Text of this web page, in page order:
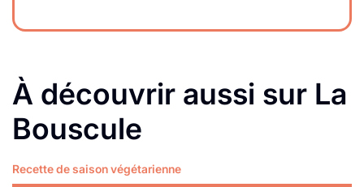
À découvrir aussi sur La
Bouscule
Recette de saison végétarienne
Lire plus